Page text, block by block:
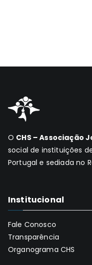
O CHS – Associação
social de instituições
Portugal e sediada no
Institucional
Fale Conosco
Transparência
Organograma CHS